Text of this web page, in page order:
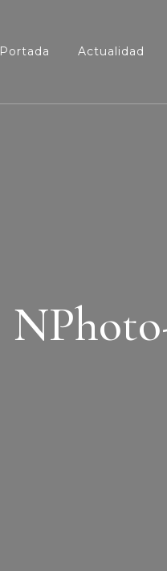
Portada Actualidad